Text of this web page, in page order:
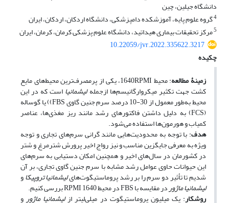
دانشگاه جیلین، چین
4گروه علوم پایه، آموزشکده دامپزشکی، دانشگاه اردکان، اردکان، ایران
5مرکز تحقیقات بیماری هیداتید، دانشگاه علوم پزشکی کرمان، کرمان، ایران
10.22059/jvr.2022.335622.3217
چکیده
زمینۀ مطالعه
: محیط 1640RPMI، یکی از پرمصرف‌ترین محیط‌‌های مایع
کشت جهت تکثیر میکروارگانیسم‌ها ازجملهلیشمانیااست که در این
محیط به‌طور معمول از 30-10 درصد سرم جنین گاوی FBS)) یا گوساله
(FCS) به دلیل داشتن فاکتور‌های رشد مانند ریز مغذی‌ها، عناصر
کمیاب و هورمون‌ها استفاده می‌شود.
هدف: با توجه به محدودیت‌‌هایی مانند گرانی سرم‌‌های تجاری و توجه
ویژه به معرفی جایگزین مناسب و نیز رواج اخیر پرورش شترمرغ و شتر
در کشورمان در سال‌‌های اخیر و همچنین امکان دستیابی به سرم‌‌های
این حیوانات حاوی عوامل رشد مشابه با سرم جنین گاوی تجاری، بر آن
شدیم تا تأثیر دو سرم را بر رشد پروماستیگوت‌‌هایلیشمانیا تروپیکاو
لیشمانیا ماژوردر مقایسه با FBS در محیط 1640 RPMI بررسی کنیم.
روشکار: یک میلیون پروماستیگوت در میلی‌لیتر ازلیشمانیا ماژورو